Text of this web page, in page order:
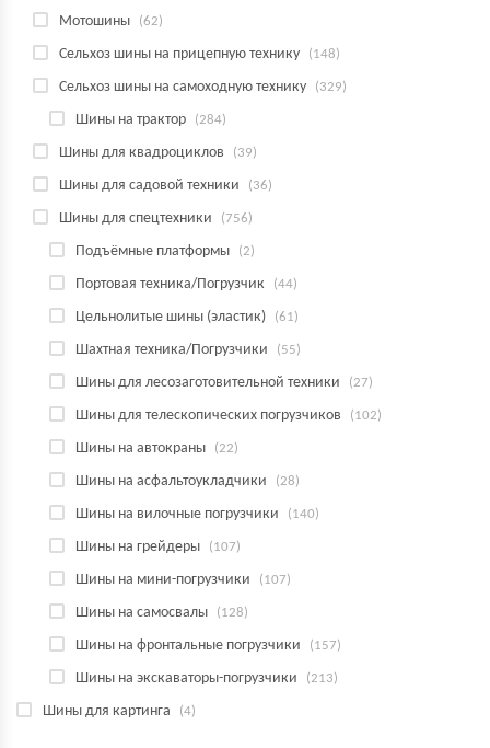
Мотошины (62)
Сельхоз шины на прицепную технику (148)
Сельхоз шины на самоходную технику (329)
Шины на трактор (284)
Шины для квадроциклов (39)
Шины для садовой техники (36)
Шины для спецтехники (756)
Подъёмные платформы (2)
Портовая техника/Погрузчик (44)
Цельнолитые шины (эластик) (61)
Шахтная техника/Погрузчики (55)
Шины для лесозаготовительной техники (27)
Шины для телескопических погрузчиков (102)
Шины на автокраны (22)
Шины на асфальтоукладчики (28)
Шины на вилочные погрузчики (140)
Шины на грейдеры (107)
Шины на мини-погрузчики (107)
Шины на самосвалы (128)
Шины на фронтальные погрузчики (157)
Шины на экскаваторы-погрузчики (213)
Шины для картинга (4)